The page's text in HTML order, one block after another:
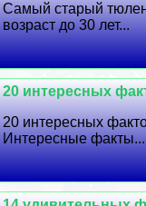
Самый старый
возраст до 30 лет...
20 интересных
20 интересных
Интересные факты...